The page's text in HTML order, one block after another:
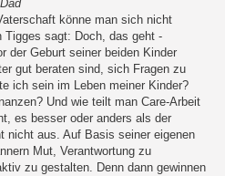
könne man sich nicht
Tigges sagt: Doch, das geht -
der Geburt seiner beiden Kinder
gut beraten sind, sich Fragen zu
ich sein im Leben meiner Kinder?
Und wie teilt man Care-Arbeit
es besser oder anders als der
nicht aus. Auf Basis seiner eigenen
Mut, Verantwortung zu
zu gestalten. Denn dann gewinnen